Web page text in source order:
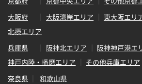
大阪府
大阪湾岸エリア 東大阪エリ
北摂エリア
兵庫県
阪神北エリア
阪神神戸港エ
神戸内陸・播磨エリア
その他兵庫エリア
奈良県
和歌山県